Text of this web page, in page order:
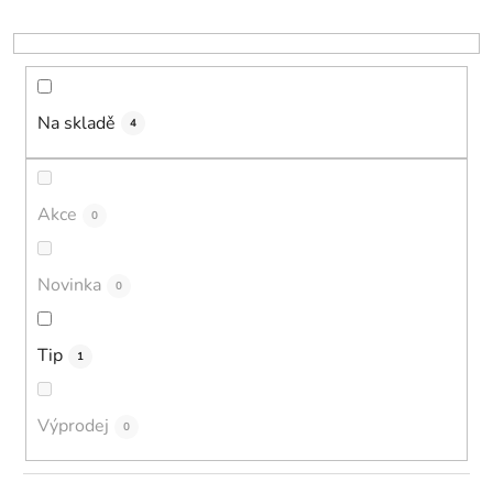
k
t
Na skladě 4
Akce 0
Novinka 0
Tip 1
Výprodej 0